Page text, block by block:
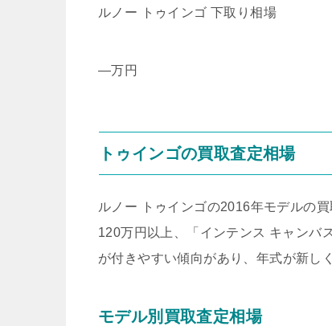
ルノー トゥインゴ 下取り相場
—万円
トゥインゴの買取査定相場
ルノー トゥインゴの2016年モデルの
120万円以上、「インテンス キャンバ
が付きやすい傾向があり、年式が新し
モデル別買取査定相場